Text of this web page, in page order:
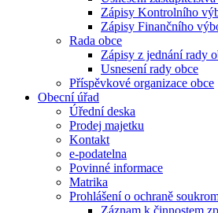
Zápisy Kontrolního
Zápisy Finančního
Rada obce
Zápisy z jednání rady
Usnesení rady obce
Příspěvkové organizace obce
Obecní úřad
Úřední deska
Prodej majetku
Kontakt
e-podatelna
Povinné informace
Matrika
Prohlášení o ochraně
Záznam k činnostem